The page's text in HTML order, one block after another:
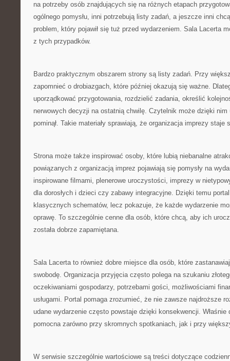
na potrzeby osób znajdujących się na różnych etapach
ogólnego pomysłu, inni potrzebują listy zadań, a jeszcze inni
problem, który pojawił się tuż przed wydarzeniem. Sala Lacerta
z tych przypadków.
Bardzo praktycznym obszarem strony są listy zadań. Przy
zapomnieć o drobiazgach, które później okazują się ważne.
uporządkować przygotowania, rozdzielić zadania, określić
nerwowych decyzji na ostatnią chwilę. Czytelnik może dzięki
pominął. Takie materiały sprawiają, że organizacja imprezy staje
Strona może także inspirować osoby, które lubią niebanalne
powiązanych z organizacją imprez pojawiają się pomysły na
inspirowane filmami, plenerowe uroczystości, imprezy w
dla dorosłych i dzieci czy zabawy integracyjne. Dzięki temu
klasycznych schematów, lecz pokazuje, że każde wydarzenie
oprawę. To szczególnie cenne dla osób, które chcą, aby ich
została dobrze zapamiętana.
Sala Lacerta to również dobre miejsce dla osób, które
swobodę. Organizacja przyjęcia często polega na szukaniu
oczekiwaniami gospodarzy, potrzebami gości, możliwościami
usługami. Portal pomaga zrozumieć, że nie zawsze najdroższe
udane wydarzenie często powstaje dzięki konsekwencji.
pomocna zarówno przy skromnych spotkaniach, jak i przy
W serwisie szczególnie wartościowe są treści dotyczące